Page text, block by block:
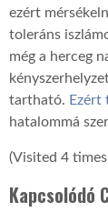
ezért
toleráns
még a herceg
tartható. Ezért
hatalommá
(Visited 4
Kapcsolódó